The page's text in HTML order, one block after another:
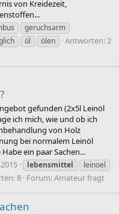
von Kreidezeit,
geruchsarm
öl ölen
Antworten: 2
gefunden (2x5l Leinöl
ich mich, wie und ob ich
von Holz
bei normalem Leinöl
ein paar Sachen...
lebensmittel
leinoel
8 Forum:Amateur fragt